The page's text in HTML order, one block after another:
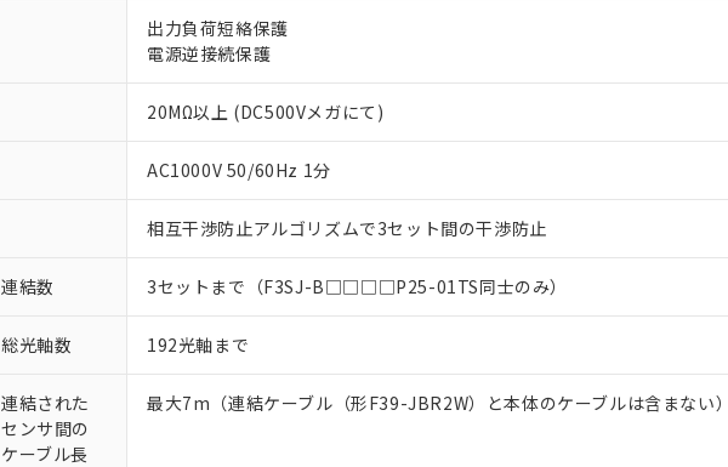
出力負荷短絡保護
電源逆接続保護
20MΩ以上 (DC500Vメガにて)
AC1000V 50/60Hz 1分
相互干渉防止アルゴリズムで3セット間の干渉防止
連結数 3セットまで（F3SJ-B□□□□P25-01TS同士のみ）
総光軸数 192光軸まで
連結された
センサ間の
ケーブル長
最大7m（連結ケーブル（形F39-JBR2W）と本体のケーブルは含まない）
EU RoHS指令（10物質）の非含有証明書
51物質の非含有証明書（当社基準）
※本証明書は発行日時点で非含有を証明するもので、過去に遡って非含有を証明するも
また、RoHS指令のフタル酸エステル類４物質の対応では、対応完了までの期間は出
混在することから備考欄に対応日を記載しておりました。
既に当社にて対応品への在庫切替を完了していることから、特段のことがない限り、
り割愛しております。